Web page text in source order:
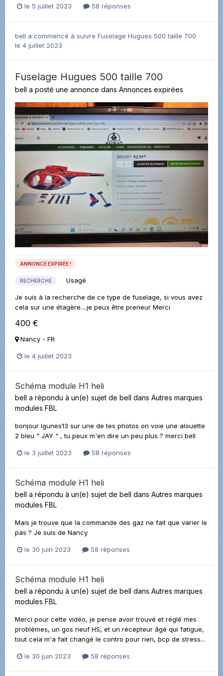
le 5 juillet 2023 58 réponses
bell a commencé à suivre Fuselage Hugues 500 taille 700
le 4 juillet 2023
Fuselage Hugues 500 taille 700
bell a posté une annonce dans Annonces expirées
ANNONCE EXPIRÉE !
RECHERCHE Usagé
Je suis à la recherche de ce type de fuselage, si vous avez
cela sur une étagère....je peux être preneur Merci
400 €
Nancy - FR
le 4 juillet 2023
Schéma module H1 heli
bell a répondu à un(e) sujet de bell dans Autres marques
modules FBL
bonjour Igunes13 sur une de tes photos on voie une alouette
2 bleu " JAY " , tu peux m'en dire un peu plus ? merci bell
le 3 juillet 2023 58 réponses
Schéma module H1 heli
bell a répondu à un(e) sujet de bell dans Autres marques
modules FBL
Mais je trouve que la commande des gaz ne fait que varier le
pas ? Je suis de Nancy
le 30 juin 2023 58 réponses
Schéma module H1 heli
bell a répondu à un(e) sujet de bell dans Autres marques
modules FBL
Merci pour cette vidéo, je pense avoir trouvé et réglé mes
problèmes, un gos neuf HS, et un récepteur âgé qui fatigue,
tout cela m'a fait changé le contro pour rien, bcp de stress...
le 30 juin 2023 58 réponses